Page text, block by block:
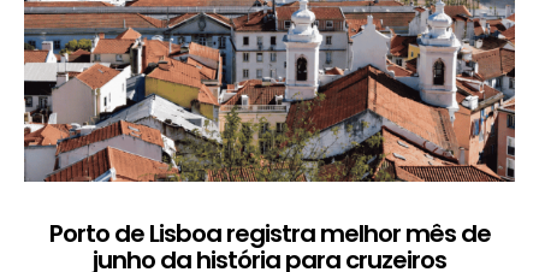
Porto de Lisboa registra melhor mês de
junho da história para cruzeiros